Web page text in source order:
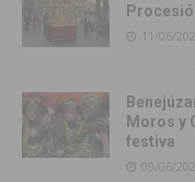
11/06/
Moros y
festiva
09/06/